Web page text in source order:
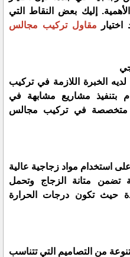
إليك بعض النقاط التي
مقاول تركيب مجالس
الخبرة اللازمة في تركيب
بتنفيذ مشاريع مشابهة في
متخصصة في تركيب مجالس
استخدام مواد زجاجية عالية
تضمن متانة الزجاج وتحمل
حيث تكون درجات الحرارة
من التصاميم التي تتناسب